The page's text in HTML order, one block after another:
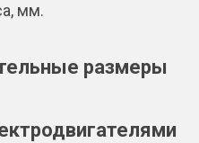
мм.
размеры